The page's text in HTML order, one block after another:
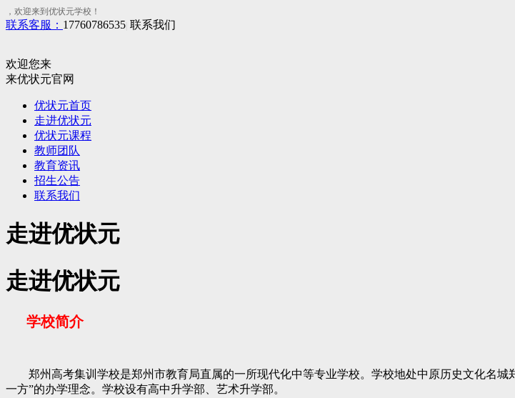
，欢迎来到优状元学校！
联系客服： 17760786535 联系我们
欢迎您来
来优状元官网
优状元首页
走进优状元
优状元课程
教师团队
教育资讯
招生公告
联系我们
走进优状元
走进优状元
学校简介
郑州高考集训学校是郑州市教育局直属的一所现代化中等专业学校。学校地处中原历史文化名城
一方”的办学理念。学校设有高中升学部、艺术升学部。